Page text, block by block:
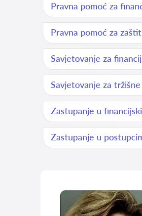
Pravna pomoć za
Pravna pomoć za
Savjetovanje za
Savjetovanje za
Zastupanje u
Zastupanje u